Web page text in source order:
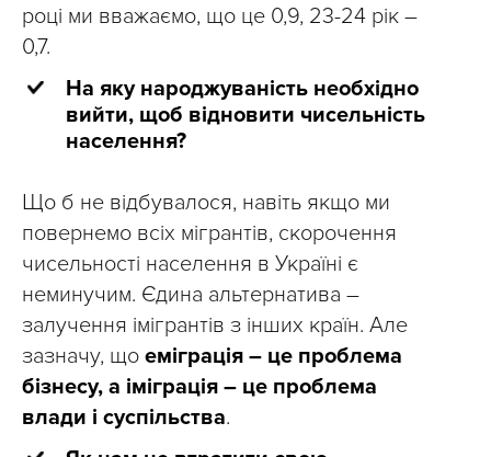
році ми вважаємо, що це 0,9, 23-24 рік –
0,7.
На яку народжуваність необхідно
вийти, щоб відновити чисельність
населення?
Що б не відбувалося, навіть якщо ми
повернемо всіх мігрантів, скорочення
чисельності населення в Україні є
неминучим. Єдина альтернатива –
залучення імігрантів з інших країн. Але
зазначу, що еміграція – це проблема
бізнесу, а іміграція – це проблема
влади і суспільства.